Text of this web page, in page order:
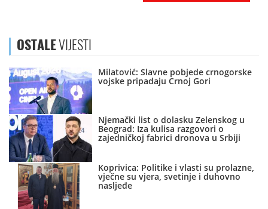
OSTALEVIJESTI
Milatović: Slavne pobjede crnogorske
vojske pripadaju Crnoj Gori
Njemački list o dolasku Zelenskog u
Beograd: Iza kulisa razgovori o
zajedničkoj fabrici dronova u Srbiji
Koprivica: Politike i vlasti su prolazne,
vječne su vjera, svetinje i duhovno
nasljeđe